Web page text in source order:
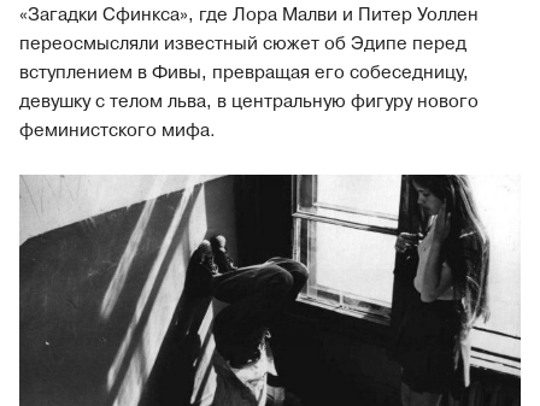
«Загадки Сфинкса», где Лора Малви и Питер Уоллен
переосмысляли известный сюжет об Эдипе перед
вступлением в Фивы, превращая его собеседницу,
девушку с телом льва, в центральную фигуру нового
феминистского мифа.